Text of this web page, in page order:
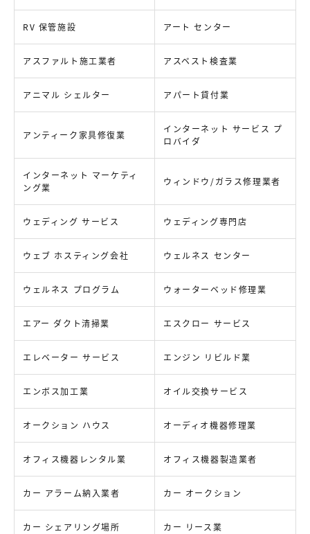
RV 保管施設 アート センター
アスファルト施工業者 アスベスト検査業
アニマル シェルター アパート貸付業
アンティーク家具修復業
インターネット サービス プ
ロバイダ
インターネット マーケティ
ング業
ウィンドウ/ガラス修理業者
ウェディング サービス ウェディング専門店
ウェブ ホスティング会社 ウェルネス センター
ウェルネス プログラム ウォーターベッド修理業
エアー ダクト清掃業 エスクロー サービス
エレベーター サービス エンジン リビルド業
エンボス加工業 オイル交換サービス
オークション ハウス オーディオ機器修理業
オフィス機器レンタル業 オフィス機器製造業者
カー アラーム納入業者 カー オークション
カー シェアリング場所 カー リース業